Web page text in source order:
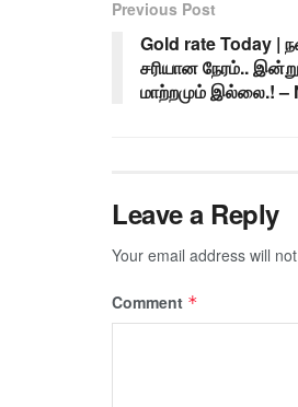
Previous Post
Gold rate Today |
சரியான நேரம்..
மாற்றமும் இல்லை.! –
Leave a Reply
Your email address will
Comment *